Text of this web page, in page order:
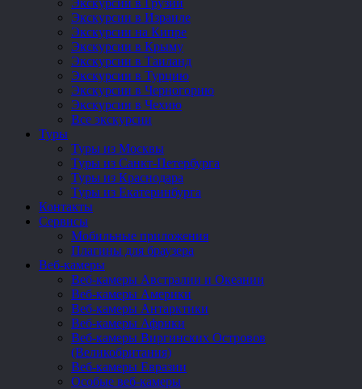
Экскурсии в Грузии
Экскурсии в Израиле
Экскурсии на Кипре
Экскурсии в Крыму
Экскурсии в Таиланд
Экскурсии в Турцию
Экскурсии в Черногорию
Экскурсии в Чехию
Все экскурсии
Туры
Туры из Москвы
Туры из Санкт-Петербурга
Туры из Краснодара
Туры из Екатеринбурга
Контакты
Сервисы
Мобильные приложения
Плагины для браузера
Веб-камеры
Веб-камеры Австралии и Океании
Веб-камеры Америки
Веб-камеры Антарктики
Веб-камеры Африки
Веб-камеры Виргинских Островов
(Великобритания)
Веб-камеры Евразии
Особые веб-камеры